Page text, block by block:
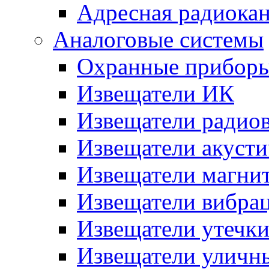
Адресная
Аналоговые системы
Охранные
Извещатели ИК
Извещатели
Извещатели
Извещатели
Извещатели
Извещатели утечки
Извещатели